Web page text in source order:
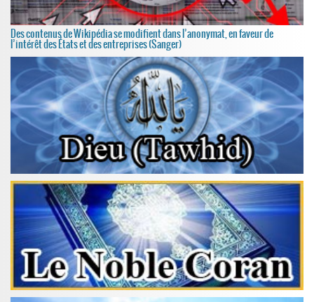
Des contenus de Wikipédia se modifient dans l’anonymat, en faveur de
l’intérêt des États et des entreprises (Sanger)